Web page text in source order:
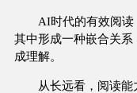
AI时代的有效阅读
其中形成一种嵌合关系
成理解。
从长远看，阅读能